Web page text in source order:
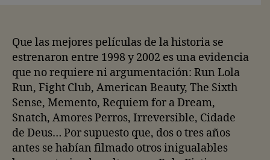
Que las mejores películas de la historia se
estrenaron entre 1998 y 2002 es una evidencia
que no requiere ni argumentación: Run Lola
Run, Fight Club, American Beauty, The Sixth
Sense, Memento, Requiem for a Dream,
Snatch, Amores Perros, Irreversible, Cidade
de Deus… Por supuesto que, dos o tres años
antes se habían filmado otros inigualables